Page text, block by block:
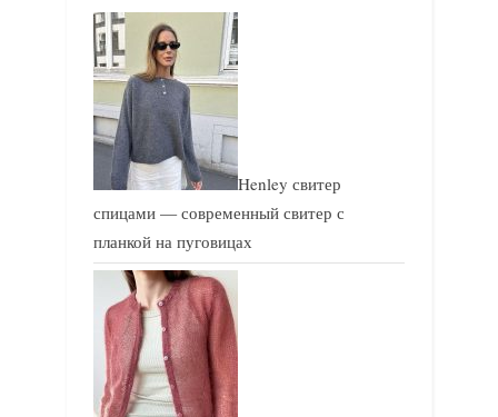
с
:
Henley свитер
спицами — современный свитер с
планкой на пуговицах